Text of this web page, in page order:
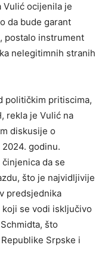
Vulić ocijenila je
da bude garant
postalo instrument
nelegitimnih stranih
političkim pritiscima,
rekla je Vulić na
diskusije o
godinu.
da se
što je najvidljivije
predsjednika
koji se vodi isključivo
što
Srpske i